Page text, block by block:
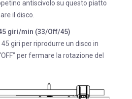
antiscivolo su questo piatto
il disco.
giri/min (33/Off/45)
giri per riprodurre un disco in
per fermare la rotazione del